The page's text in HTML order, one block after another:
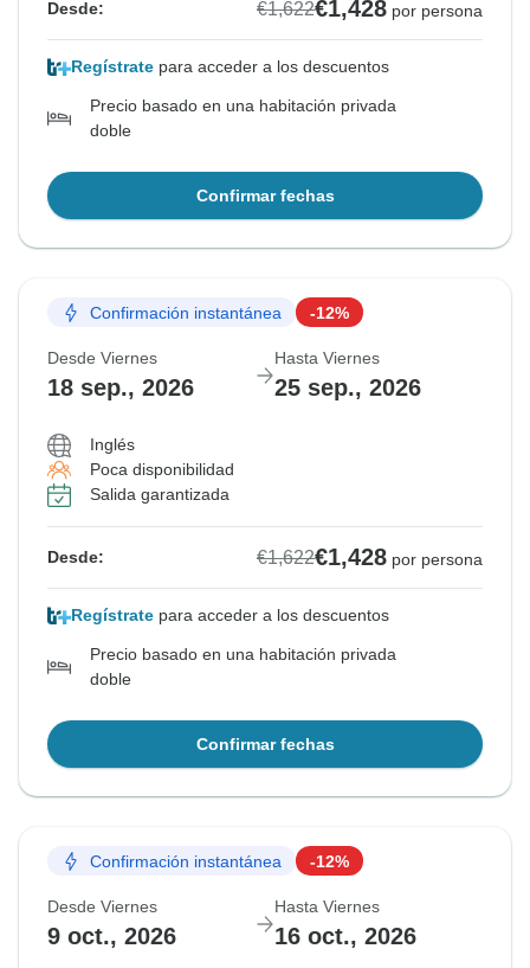
Desde: €1,622€1,428 por persona
Regístrate para acceder a los descuentos
Precio basado en una habitación privada
doble
Confirmar fechas
Confirmación instantánea -12%
Desde Viernes
18 sep., 2026
Hasta Viernes
25 sep., 2026
Inglés
Poca disponibilidad
Salida garantizada
Desde: €1,622€1,428 por persona
Regístrate para acceder a los descuentos
Precio basado en una habitación privada
doble
Confirmar fechas
Confirmación instantánea -12%
Desde Viernes
9 oct., 2026
Hasta Viernes
16 oct., 2026